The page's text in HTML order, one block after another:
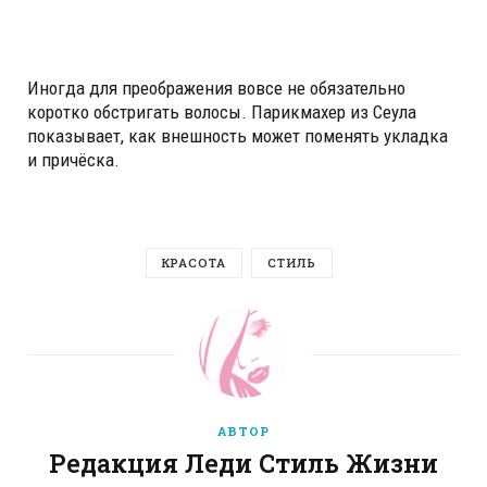
Иногда для преображения вовсе не обязательно
коротко обстригать волосы. Парикмахер из Сеула
показывает, как внешность может поменять укладка
и причёска.
КРАСОТА СТИЛЬ
АВТОР
Редакция Леди Стиль Жизни